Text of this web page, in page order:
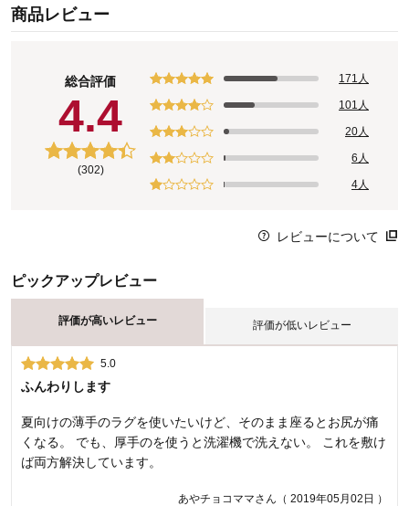
えございません。
が誤作動を起こす事例もありますのでお勧めは出来ません。
床暖房の取扱説明書に、上に物を置いたり敷物を敷かないよ
うに、といった注意書きがないかご確認ください。ご不明な
場合は、床暖房のメーカーにお問い合わせください。
商品レビュー
総合評価
4.4
(302)
171人
101人
20人
6人
4人
レビューについて
ピックアップレビュー
評価が高いレビュー 評価が低いレビュー
5.0
ふんわりします
夏向けの薄手のラグを使いたいけど、そのまま座るとお尻が痛
くなる。 でも、厚手のを使うと洗濯機で洗えない。 これを敷け
ば両方解決しています。
あやチョコママさん（ 2019年05月02日 ）
1.0
カでしたが1ヶ月くらいでペッチャンコ。今では足音もします。
あってもなくても同じレベル。ひどいです。返品期間も過ぎて
どうすることもできません。使用してる間もずっと埃ぽかっ
らありました。今までベルメゾンさんに何度もお世話になりま